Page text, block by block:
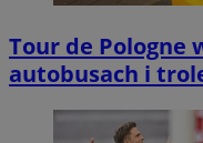
Tour de Pologne
autobusach i